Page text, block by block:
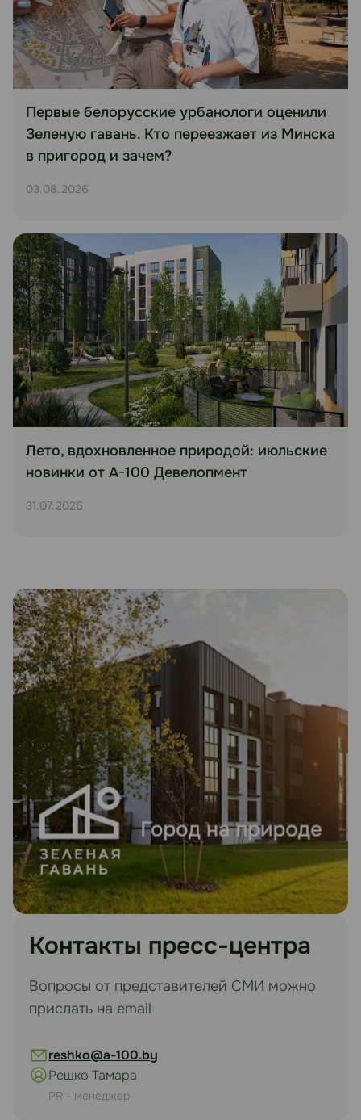
Первые белорусские урбанологи оценили
Зеленую гавань. Кто переезжает из Минска
в пригород и зачем?
03.08.2026
Лето, вдохновленное природой: июльские
новинки от А-100 Девелопмент
31.07.2026
Контакты пресс-центра
Вопросы от представителей СМИ можно
прислать на email
reshko@a-100.by
Решко Тамара
PR - менеджер